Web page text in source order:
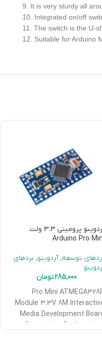
9. It is very sturdy all
10. Integrated on/off
11. The switch is the U-
12. Suitable for Arduino
آردوینو پرومینی 3.3 ولت
Arduino Pro
توسعه, آردوینو, بردهای
285,000تومان
Pro Mini
Module 3.3V 8M
Media Development
Description